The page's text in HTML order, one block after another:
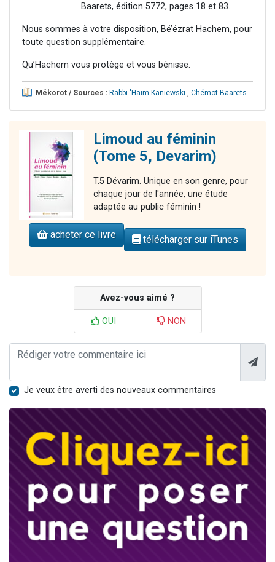
Baarets, édition 5772, pages 18 et 83.
Nous sommes à votre disposition, Bé’ézrat Hachem, pour
toute question supplémentaire.
Qu’Hachem vous protège et vous bénisse.
Mékorot / Sources : Rabbi 'Haïm Kaniewski , Chémot Baarets.
Limoud au féminin
(Tome 5, Devarim)
T.5 Dévarim. Unique en son genre, pour
chaque jour de l'année, une étude
adaptée au public féminin !
acheter ce livre télécharger sur iTunes
Avez-vous aimé ?
OUI NON
Je veux être averti des nouveaux commentaires